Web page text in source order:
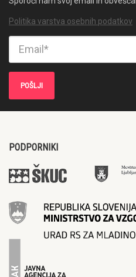
Politika varstva osebnih podatkov
PODPORNIKI